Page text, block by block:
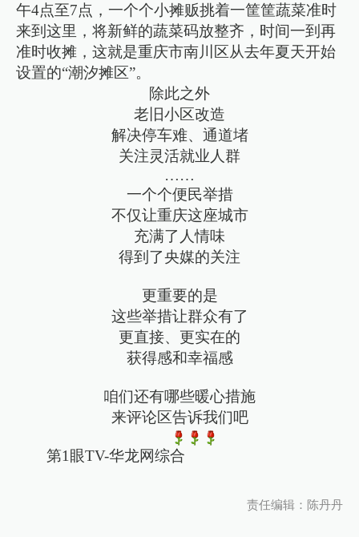
午4点至7点，一个个小摊贩挑着一筐筐蔬菜准时
来到这里，将新鲜的蔬菜码放整齐，时间一到再
准时收摊，这就是重庆市南川区从去年夏天开始
设置的“潮汐摊区”。
除此之外
老旧小区改造
解决停车难、通道堵
关注灵活就业人群
……
一个个便民举措
不仅让重庆这座城市
充满了人情味
得到了央媒的关注
更重要的是
这些举措让群众有了
更直接、更实在的
获得感和幸福感
咱们还有哪些暖心措施
来评论区告诉我们吧
第1眼TV-华龙网综合
责任编辑：陈丹丹